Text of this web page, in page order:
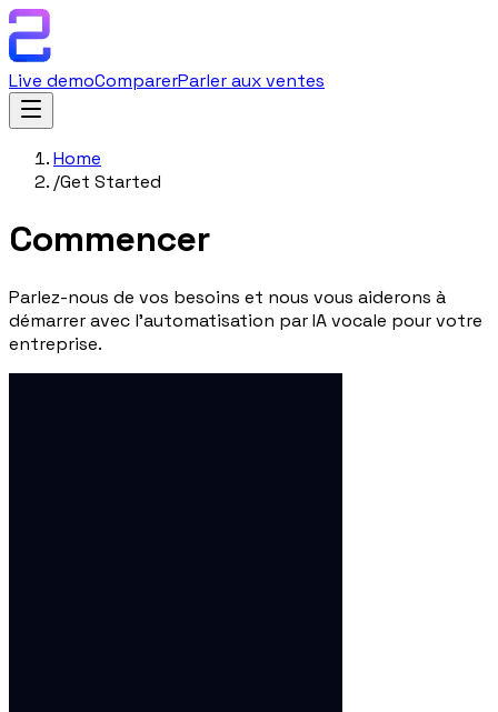
Live demoComparerParler aux ventes
Home
/Get Started
Commencer
Parlez-nous de vos besoins et nous vous aiderons à
démarrer avec l'automatisation par IA vocale pour votre
entreprise.